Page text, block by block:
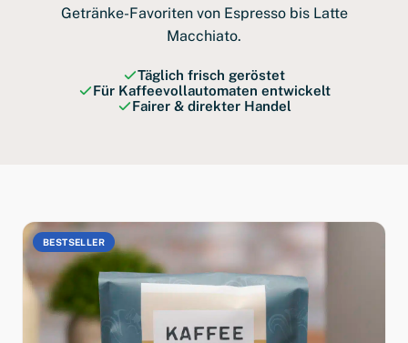
Getränke-Favoriten von Espresso bis Latte
Macchiato.
Täglich frisch geröstet
Für Kaffeevollautomaten entwickelt
Fairer & direkter Handel
BESTSELLER